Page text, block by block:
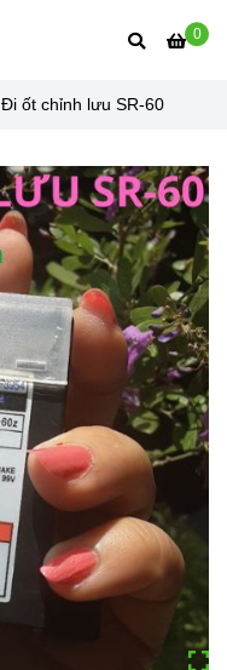
0
Đi ốt chỉnh lưu SR-60